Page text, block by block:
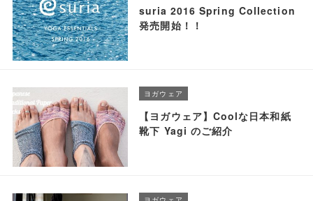
suria 2016 Spring Collection
発売開始！！
ヨガウェア
【ヨガウェア】Coolな日本和紙
靴下 Yagi のご紹介